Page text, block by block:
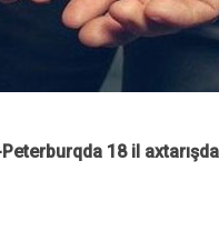
18 il